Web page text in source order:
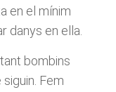
en el mínim
danys en ella.
bombins
Fem